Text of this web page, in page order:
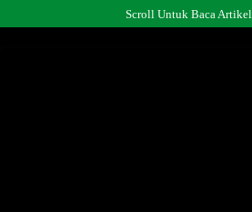
ke
Scroll Untuk Baca Artikel